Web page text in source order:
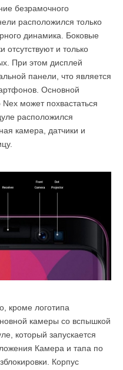
безрамочного
расположился только
динамика. Боковые
отсутствуют и только
При этом дисплей
панели, что является
Основной
может похвастаться
расположился
камера, датчики и
кроме логотипа
камеры со вспышкой
который запускается
Камера и тапа по
Корпус